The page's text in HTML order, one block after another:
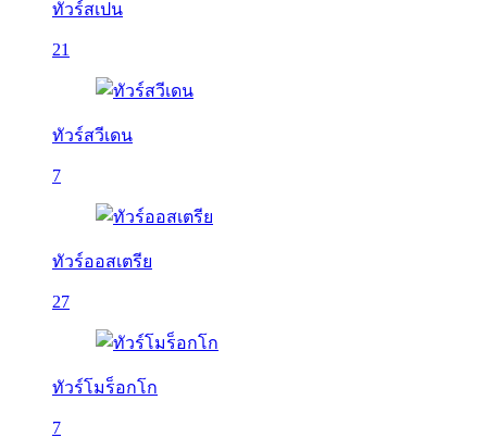
ทัวร์สเปน
21
ทัวร์สวีเดน
7
ทัวร์ออสเตรีย
27
ทัวร์โมร็อกโก
7